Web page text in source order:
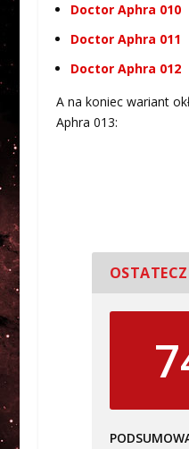
Doctor Aphra 010
Doctor Aphra 011
Doctor Aphra 012
A na koniec wariant
Aphra 013: